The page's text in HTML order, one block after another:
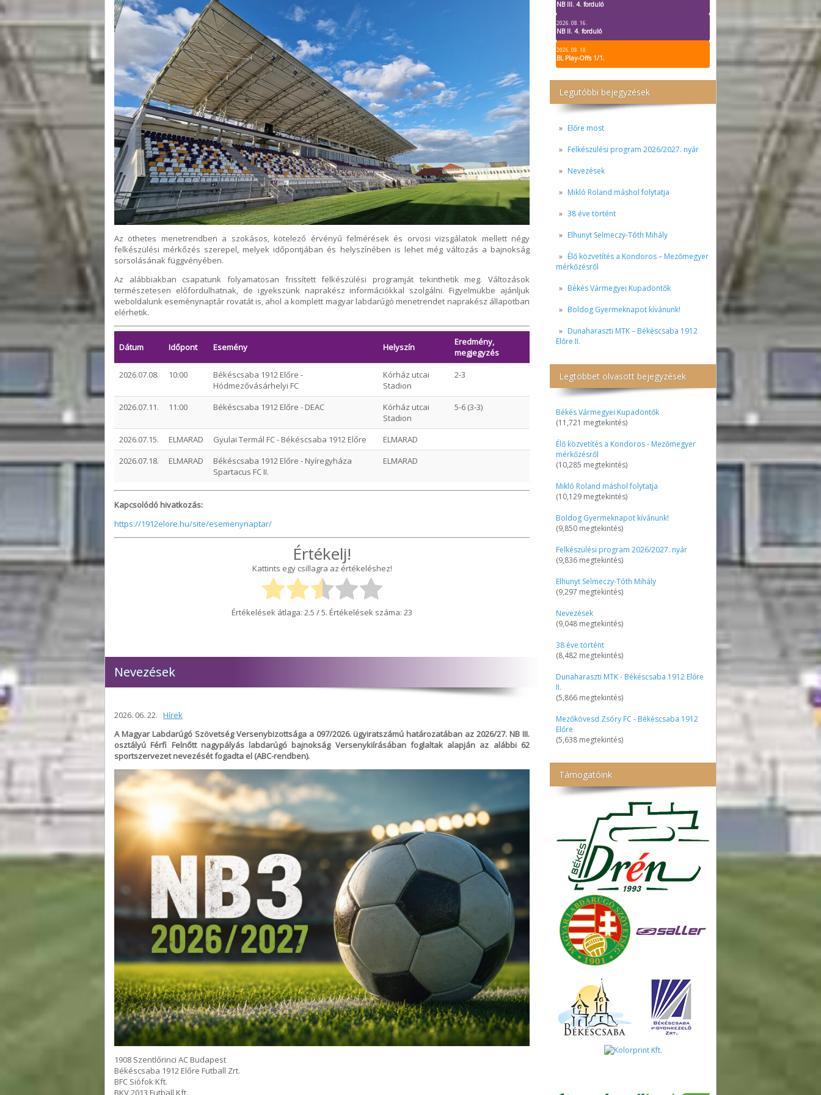
NB III. 4. forduló
2026. 08. 16.
NB II. 4. forduló
2026. 08. 18.
BL Play-Offs 1/1.
Legutóbbi bejegyzések
Előre most
Felkészülési program 2026/2027. nyár
Nevezések
Mikló Roland máshol folytatja
38 éve történt
Elhunyt Selmeczy-Tóth Mihály
Élő közvetítés a Kondoros – Mezőmegyer
mérkőzésről
Békés Vármegyei Kupadöntők
Boldog Gyermeknapot kívánunk!
Dunaharaszti MTK – Békéscsaba 1912
Előre II.
Legtöbbet olvasott bejegyzések
Békés Vármegyei Kupadöntők
(11,721 megtekintés)
Élő közvetítés a Kondoros - Mezőmegyer
mérkőzésről
(10,285 megtekintés)
Mikló Roland máshol folytatja
(10,129 megtekintés)
Boldog Gyermeknapot kívánunk!
(9,850 megtekintés)
Felkészülési program 2026/2027. nyár
(9,836 megtekintés)
Elhunyt Selmeczy-Tóth Mihály
(9,297 megtekintés)
Nevezések
(9,048 megtekintés)
38 éve történt
(8,482 megtekintés)
Dunaharaszti MTK - Békéscsaba 1912 Előre
II.
(5,866 megtekintés)
Mezőkövesd Zsóry FC - Békéscsaba 1912
Előre
(5,638 megtekintés)
Támogatóink
Az öthetes menetrendben a szokásos, kötelező érvényű felmérések és orvosi vizsgálatok mellett négy
felkészülési mérkőzés szerepel, melyek időpontjában és helyszínében is lehet még változás a bajnokság
sorsolásának függvényében.
Az alábbiakban csapatunk folyamatosan frissített felkészülési programját tekinthetik meg. Változások
természetesen előfordulhatnak, de igyekszünk naprakész információkkal szolgálni. Figyelmükbe ajánljuk
weboldalunk eseménynaptár rovatát is, ahol a komplett magyar labdarúgó menetrendet naprakész állapotban
elérhetik.
Dátum Időpont Esemény Helyszín
Eredmény,
megjegyzés
2026.07.08.
10:00
Békéscsaba 1912 Előre -
Hódmezővásárhelyi FC
Kórház utcai
Stadion
2-3
2026.07.11. 11:00 Békéscsaba 1912 Előre - DEAC
Kórház utcai
Stadion
5-6 (3-3)
2026.07.15. ELMARAD Gyulai Termál FC - Békéscsaba 1912 Előre
ELMARAD
2026.07.18.
ELMARAD
Békéscsaba 1912 Előre - Nyíregyháza
Spartacus FC II.
ELMARAD
Kapcsolódó hivatkozás:
https://1912elore.hu/site/esemenynaptar/
Értékelj!
Kattints egy csillagra az értékeléshez!
Értékelések átlaga: 2.5 / 5. Értékelések száma: 23
Nevezések
2026. 06. 22. Hírek
A Magyar Labdarúgó Szövetség Versenybizottsága a 097/2026. ügyiratszámú határozatában az 2026/27. NB III.
osztályú Férfi Felnőtt nagypályás labdarúgó bajnokság Versenykiírásában foglaltak alapján az alábbi 62
sportszervezet nevezését fogadta el (ABC-rendben).
1908 Szentlőrinci AC Budapest
Békéscsaba 1912 Előre Futball Zrt.
BFC Siófok Kft.
BKV 2013 Futball Kft.